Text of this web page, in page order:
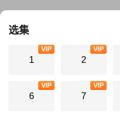
饰）在东京共租一个房间。三
相依为命成长的童年的后遗症
三兄妹立誓一定要把当年杀害
选集
1
VIP
2
VIP
6
VIP
7
VIP